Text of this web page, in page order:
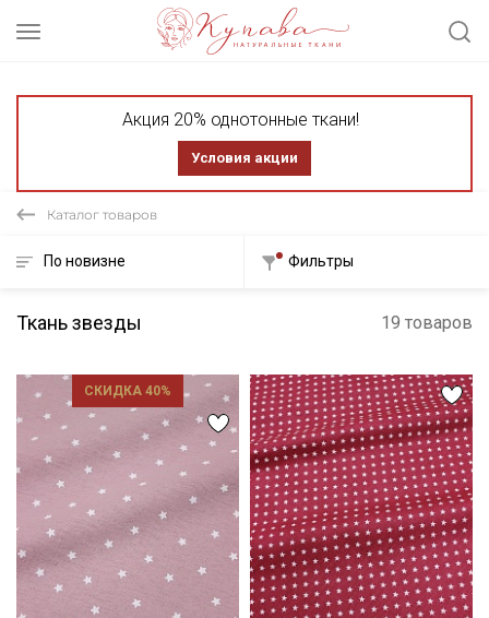
Акция 20% однотонные ткани!
Условия акции
Каталог товаров
По новизне Фильтры
Ткань звезды 19 товаров
СКИДКА 40%